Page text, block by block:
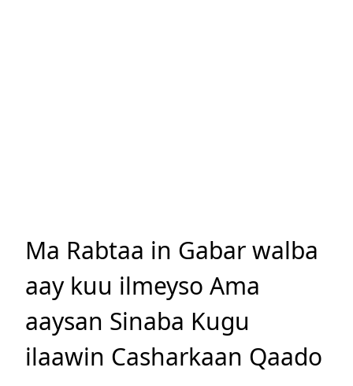
Ma Rabtaa in Gabar walba
aay kuu ilmeyso Ama
aaysan Sinaba Kugu
ilaawin Casharkaan Qaado